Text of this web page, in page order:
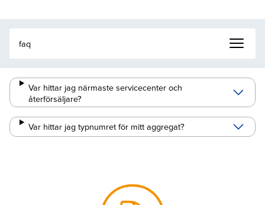
Var hittar jag närmaste servicecenter och
återförsäljare?
Var hittar jag typnumret för mitt aggregat?